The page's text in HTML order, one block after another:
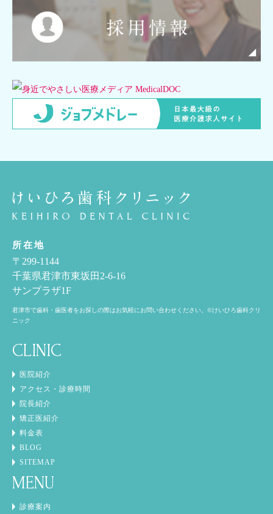
所在地
〒299-1144
千葉県君津市東坂田2-6-16
サンプラザ1F
君津市で歯科・歯医者をお探しの際はお気軽にお問い合わせください。©けいひろ歯科クリ
ニック
CLINIC
医院紹介
アクセス・診療時間
院長紹介
矯正医紹介
料金表
BLOG
SITEMAP
MENU
診療案内